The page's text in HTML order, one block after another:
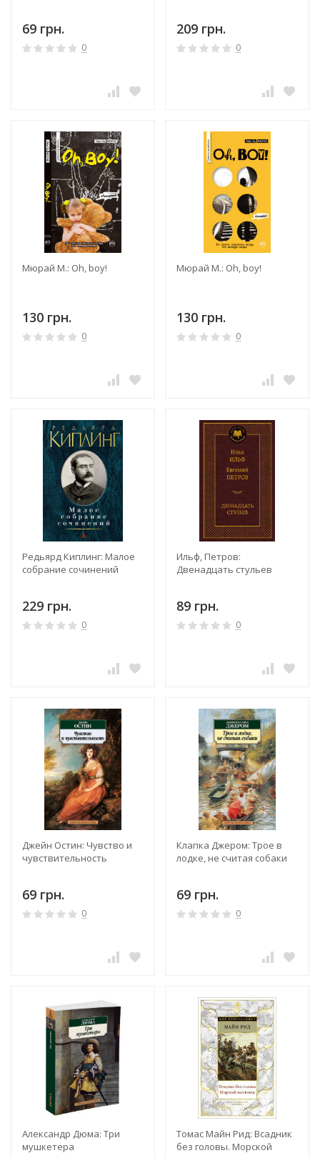
69 грн.
0
209 грн.
0
Мюрай М.: Oh, boy!
130 грн.
0
Мюрай М.: Oh, boy!
130 грн.
0
Редьярд Киплинг: Малое
собрание сочинений
229 грн.
0
Ильф, Петров:
Двенадцать стульев
89 грн.
0
Джейн Остин: Чувство и
чувствительность
69 грн.
0
Клапка Джером: Трое в
лодке, не считая собаки
69 грн.
0
Александр Дюма: Три
мушкетера
Томас Майн Рид: Всадник
без головы. Морской